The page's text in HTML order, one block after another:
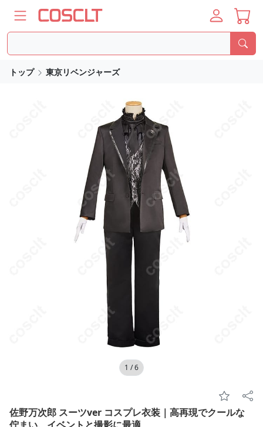
トップ 東京リベンジャーズ
1 /6
佐野万次郎 スーツver コスプレ衣装｜高再現でクールな